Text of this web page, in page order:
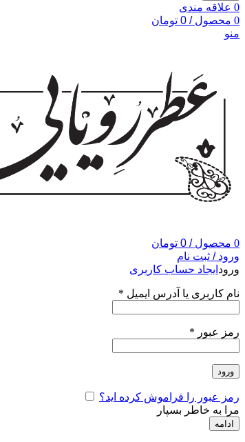
0 علاقه مندی
0 محصول /
0 تومان
منو
0 محصول /
0 تومان
ورود / ثبت نام
ورود ایجاد حساب کاربری
نام کاربری یا آدرس ایمیل *
رمز عبور *
ورود
رمز عبور را فراموش کرده اید؟
مرا به خاطر بسپار
ادامه